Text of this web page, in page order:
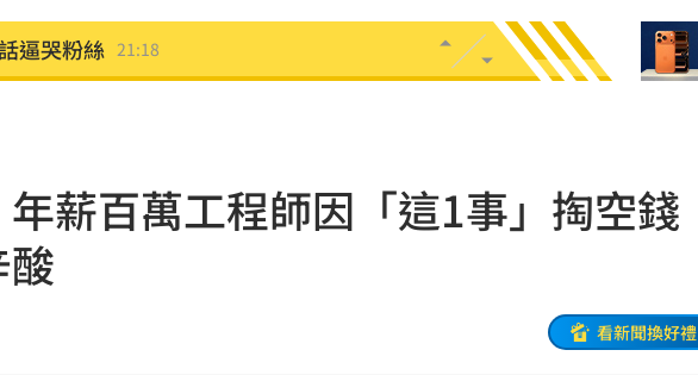
逼哭粉絲 21:18
菌培養皿真相 21:11
軒引判決開酸 20:57
」贏日韓
開放荷莫茲
薪百萬工程師因「這1事」掏空錢
看新聞換好禮